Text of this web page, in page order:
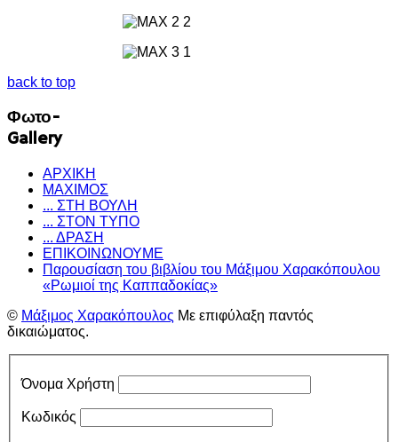
back to top
Φωτο-
Gallery
ΑΡΧΙΚΗ
ΜΑΧΙΜΟΣ
... ΣΤΗ ΒΟΥΛΗ
... ΣΤΟΝ ΤΥΠΟ
... ΔΡΑΣΗ
ΕΠΙΚΟΙΝΩΝΟΥΜΕ
Παρουσίαση του βιβλίου του Μάξιμου Χαρακόπουλου
«Ρωμιοί της Καππαδοκίας»
© Μάξιμος Χαρακόπουλος Με επιφύλαξη παντός
δικαιώματος.
Όνομα Χρήστη
Κωδικός